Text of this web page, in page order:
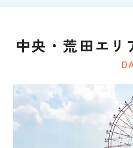
中央・荒田エリ